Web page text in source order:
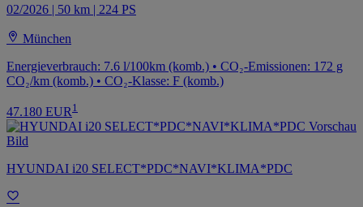
02/2026 | 50 km | 224 PS
München
Energieverbrauch: 7.6 l/100km (komb.) • CO₂-Emissionen: 172 g
CO₂/km (komb.) • CO₂-Klasse: F (komb.)
47.180 EUR 1
HYUNDAI i20 SELECT*PDC*NAVI*KLIMA*PDC